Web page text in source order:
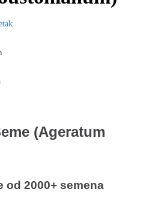
(Ageratum
od 2000+ semena